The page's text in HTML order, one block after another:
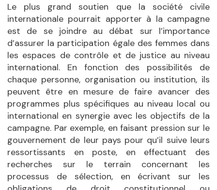
Le plus grand soutien que la société civile
internationale pourrait apporter à la campagne
est de se joindre au débat sur l’importance
d’assurer la participation égale des femmes dans
les espaces de contrôle et de justice au niveau
international. En fonction des possibilités de
chaque personne, organisation ou institution, ils
peuvent être en mesure de faire avancer des
programmes plus spécifiques au niveau local ou
international en synergie avec les objectifs de la
campagne. Par exemple, en faisant pression sur le
gouvernement de leur pays pour qu’il suive leurs
ressortissants en poste, en effectuant des
recherches sur le terrain concernant les
processus de sélection, en écrivant sur les